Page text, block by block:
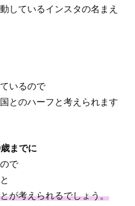
しているインスタの名まえ
いるので
とのハーフと考えられます
までに
で
が考えられるでしょう。